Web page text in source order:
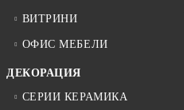
ВИТРИНИ
ОФИС МЕБЕЛИ
ДЕКОРАЦИЯ
СЕРИИ КЕРАМИКА